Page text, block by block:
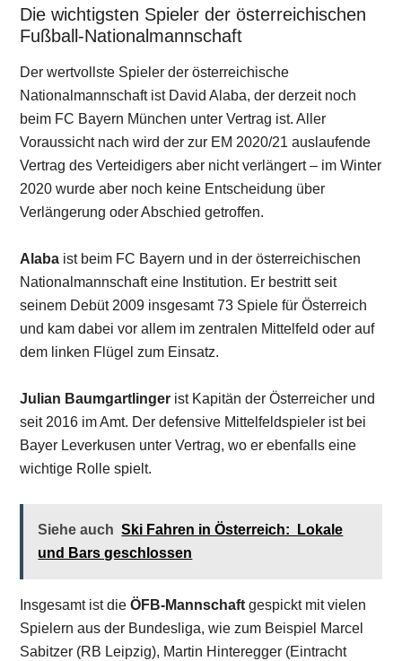
Die wichtigsten Spieler der österreichischen
Fußball-Nationalmannschaft
Der wertvollste Spieler der österreichische
Nationalmannschaft ist David Alaba, der derzeit noch
beim FC Bayern München unter Vertrag ist. Aller
Voraussicht nach wird der zur EM 2020/21 auslaufende
Vertrag des Verteidigers aber nicht verlängert – im Winter
2020 wurde aber noch keine Entscheidung über
Verlängerung oder Abschied getroffen.
Alaba ist beim FC Bayern und in der österreichischen
Nationalmannschaft eine Institution. Er bestritt seit
seinem Debüt 2009 insgesamt 73 Spiele für Österreich
und kam dabei vor allem im zentralen Mittelfeld oder auf
dem linken Flügel zum Einsatz.
Julian Baumgartlinger ist Kapitän der Österreicher und
seit 2016 im Amt. Der defensive Mittelfeldspieler ist bei
Bayer Leverkusen unter Vertrag, wo er ebenfalls eine
wichtige Rolle spielt.
Siehe auch Ski Fahren in Österreich: Lokale
und Bars geschlossen
Insgesamt ist dieÖFB-Mannschaft gespickt mit vielen
Spielern aus der Bundesliga, wie zum Beispiel Marcel
Sabitzer (RB Leipzig), Martin Hinteregger (Eintracht